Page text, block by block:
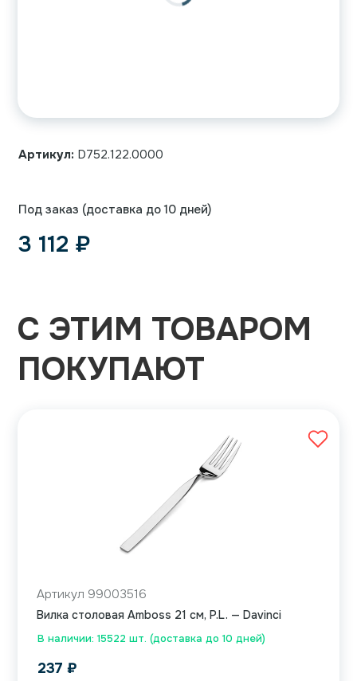
Артикул: D752.122.0000
Под заказ (доставка до 10 дней)
3 112 ₽
С ЭТИМ ТОВАРОМ
ПОКУПАЮТ
В наличии: 15522 шт. (доставка до 10 дней)
Артикул 99003516
Вилка столовая Amboss 21 см, P.L. — Davinci
237 ₽